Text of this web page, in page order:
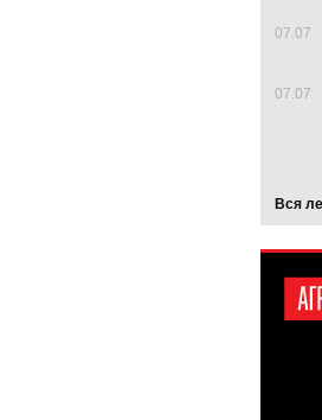
07.07
07.07
Вся